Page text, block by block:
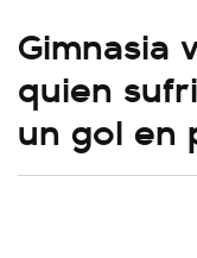
Gimnasia
quien
un gol en